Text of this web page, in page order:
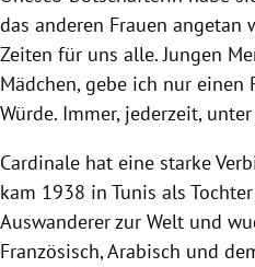
das anderen Frauen angetan
Zeiten für uns alle. Jungen
Mädchen, gebe ich nur einen
Würde. Immer, jederzeit,
Cardinale hat eine starke
kam 1938 in Tunis als
Auswanderer zur Welt und
Französisch, Arabisch und